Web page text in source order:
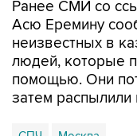
неизвестных в
людей, которые
помощью. Они
затем распылили
СПЧ Москва